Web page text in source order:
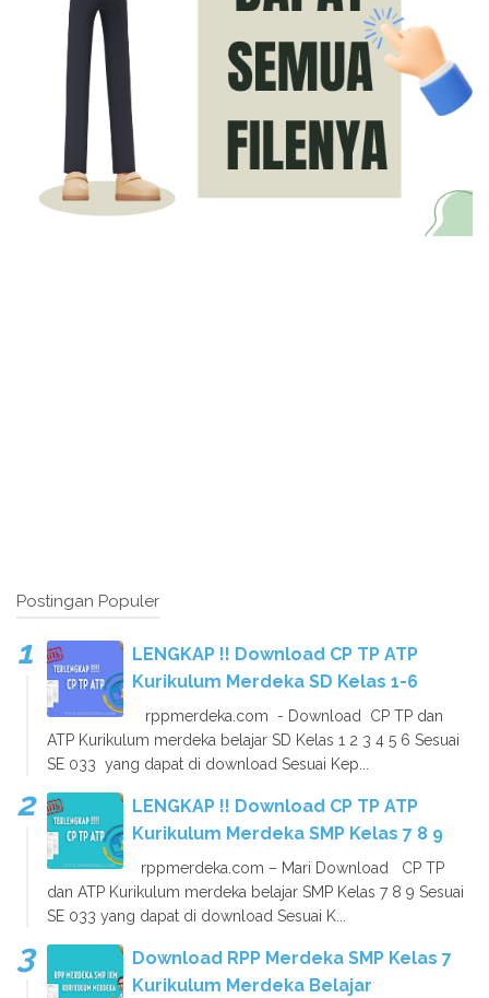
Postingan Populer
LENGKAP !! Download CP TP ATP
Kurikulum Merdeka SD Kelas 1-6
rppmerdeka.com - Download CP TP dan
ATP Kurikulum merdeka belajar SD Kelas 1 2 3 4 5 6 Sesuai
SE 033 yang dapat di download Sesuai Kep...
LENGKAP !! Download CP TP ATP
Kurikulum Merdeka SMP Kelas 7 8 9
rppmerdeka.com – Mari Download CP TP
dan ATP Kurikulum merdeka belajar SMP Kelas 7 8 9 Sesuai
SE 033 yang dapat di download Sesuai K...
Download RPP Merdeka SMP Kelas 7
Kurikulum Merdeka Belajar